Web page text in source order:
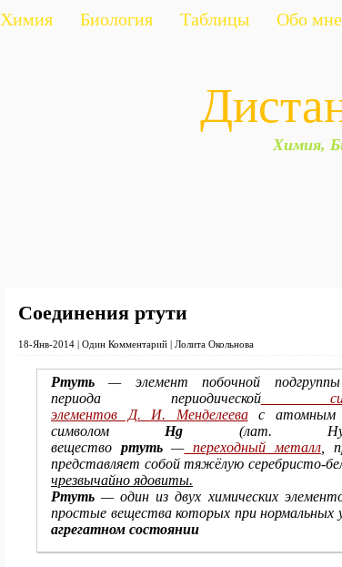
Химия Биология Таблицы Обо мне
Химия,
Соединения ртути
18-Янв-2014 | Один Комментарий | Лолита Окольнова
Ртуть — элемент побочной
периода периодической
элементов Д. И. Менделеевас атомным
символом Hg (лат.
вещество ртуть—переходный металл,
представляет собой тяжёлую серебристо-
чрезвычайно ядовиты.
Ртуть— один из двух химических
простые вещества которых при нормальных
агрегатном состоянии